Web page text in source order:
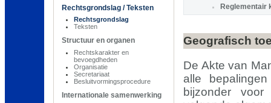
Rechtsgrondslag / Teksten
Rechtsgrondslag
Teksten
Structuur en organen
Rechtskarakter en
bevoegdheden
Organisatie
Secretariaat
Besluitvormingsprocedure
Internationale samenwerking
Reglementair
Geografisch
De Akte van
alle
bijzonder voor